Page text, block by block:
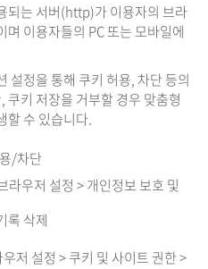
되는 서버(http)가 이용자의 브라
이용자들의 PC 또는 모바일에
설정을 통해 쿠키 허용, 차단 등의
쿠키 저장을 거부할 경우 맞춤형
할 수 있습니다.
/차단
우저 설정 > 개인정보 보호 및
록 삭제
저 설정 > 쿠키 및 사이트 권한 >